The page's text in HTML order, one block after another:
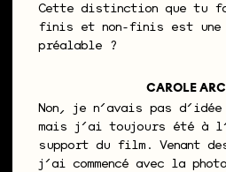
Cette distinction que tu
finis et non-finis est une
préalable ?
CAROLE
Non, je n’avais pas
mais j’ai toujours été à
support du film. Venant
j’ai commencé avec la